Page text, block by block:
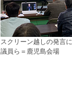
スクリーン越しの発言
議員ら＝鹿児島会場